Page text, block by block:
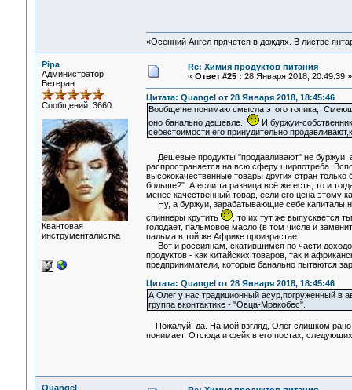
«Осенний Ангел прячется в дождях. В листве
Pipa
Администратор
Ветеран
Сообщений: 3660
Квантовая
инструменталистка
Re: Химия продуктов питания
« Ответ #25 : 28 Января 2018, 20:49:39 »
Цитата: Quangel от 28 Января 2018, 18:45:46
Вообще не понимаю смысла этого топика,
оно банально дешевле.
И буржуи-
себестоимости его принудительно
Дешевые продукты "продавливают" не буржуи,
распространяется на всю сферу ширпотреба.
высококачественные товары других стран
больше?". А если та разница всё же есть, то и
менее качественный товар, если его цена этому
Ну, а буржуи, зарабатывающие себе капиталы
спиннеры крутить
, то их тут же выпускается
голодает, пальмовое масло (в том числе и
пальма в той же Африке произрастает.
Вот и россиянам, скатившимся по части
продуктов - как китайских товаров, так и
предприниматели, которые банально пытаются
Цитата: Quangel от 28 Января 2018, 18:45:46
А Олег у нас традиционный асур,погруженный в
группа вконтактике - "Овца-Мракобес".
Пожалуй, да. На мой взгляд, Олег слишком рано
понимает. Отсюда и фейк в его постах,
Quangel